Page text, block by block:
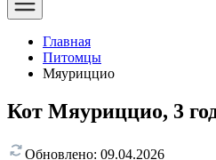
Главная
Питомцы
Мяуриццио
Кот Мяуриццио, 3
Обновлено: 09.04.2026